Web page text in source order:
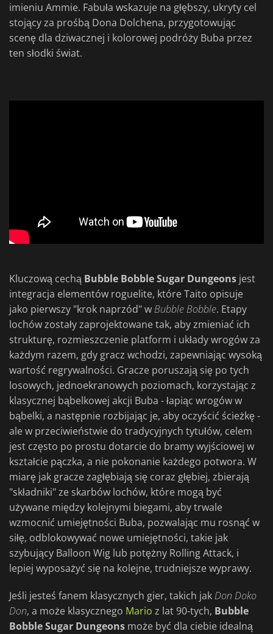
imieniu Ammie. Fabuła wskazuje na głębszy, ukryty cel
stojący za prośbą Dona Dolchena, przygotowując
scenę dla dziwacznej i kolorowej podróży Buba przez
ten słodki świat.
Kluczową cechą Bubble Bobble Sugar Dungeons jest
integracja elementów roguelite, które Taito opisuje
jako pierwszy "krok naprzód" wBubbleBobble. Etapy
lochów zostały zaprojektowane tak, aby zmieniać ich
strukturę, rozmieszczenie platform i układy wrogów za
każdym razem, gdy gracz wchodzi, zapewniając wysoką
wartość regrywalności. Gracze poruszają się po tych
losowych, jednoekranowych poziomach, korzystając z
klasycznej bąbelkowej akcji Buba - łapiąc wrogów w
bąbelki, a następnie rozbijając je, aby oczyścić ścieżkę -
ale w przeciwieństwie do tradycyjnych tytułów, celem
jest często po prostu dotarcie do bramy wyjściowej w
kształcie pączka, a nie pokonanie każdego potwora. W
miarę jak gracze zagłębiają się coraz głębiej, zbierają
"składniki" ze skarbów lochów, które mogą być
używane między kolejnymi biegami, aby trwale
wzmocnić umiejętności Buba, pozwalając mu rosnąć w
siłę, odblokowywać nowe umiejętności, takie jak
szybujący Balloon Wig lub potężny Rolling Attack, i
lepiej wyposażyć się na kolejne, trudniejsze wyprawy.
Jeśli jesteś fanem klasycznych gier, takich jakDon Doko
Don, a może klasycznego Mario z lat 90-tych, Bubble
Bobble Sugar Dungeons może być dla ciebie idealną